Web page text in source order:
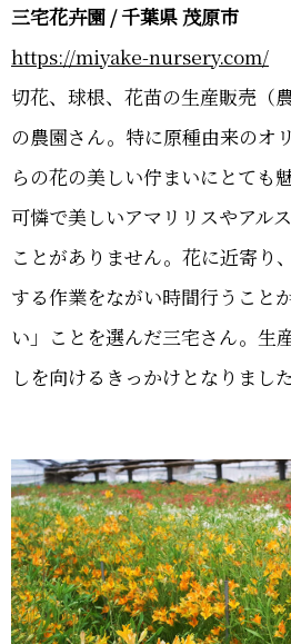
三宅花卉園 / 千葉県 茂原市
https://miyake-nursery.com/
切花、球根、花苗の生産販売（
の農園さん。特に原種由来のオ
らの花の美しい佇まいにとても
可憐で美しいアマリリスやアル
ことがありません。花に近寄り
する作業をながい時間行うこと
い」ことを選んだ三宅さん。生
しを向けるきっかけとなりました